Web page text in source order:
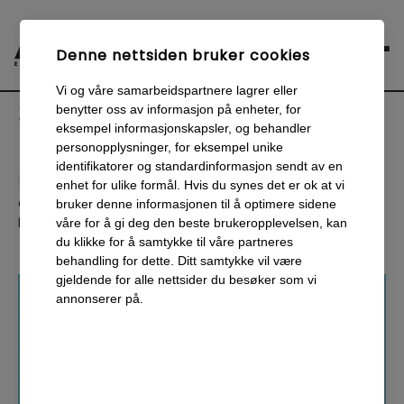
3 fordeler med
innholdsmarkedsføring
Anton Friberg
Ca
minutters lesing
Publisert:21 september 2020
Denne nettsiden bruker cookies
Vi og våre samarbeidspartnere lagrer eller
benytter oss av informasjon på enheter, for
eksempel informasjonskapsler, og behandler
personopplysninger, for eksempel unike
identifikatorer og standardinformasjon sendt av en
enhet for ulike formål. Hvis du synes det er ok at vi
bruker denne informasjonen til å optimere sidene
våre for å gi deg den beste brukeropplevelsen, kan
du klikke for å samtykke til våre partneres
behandling for dette. Ditt samtykke vil være
gjeldende for alle nettsider du besøker som vi
annonserer på.